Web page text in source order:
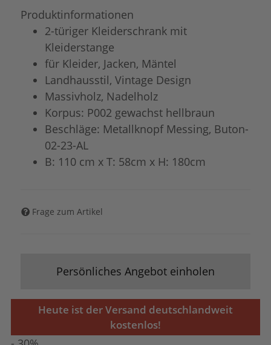
Produktinformationen
2-türiger Kleiderschrank mit
Kleiderstange
für Kleider, Jacken, Mäntel
Landhausstil, Vintage Design
Massivholz, Nadelholz
Korpus: P002 gewachst hellbraun
Beschläge: Metallknopf Messing, Buton-
02-23-AL
B: 110 cm x T: 58cm x H: 180cm
Frage zum Artikel
Persönliches Angebot einholen
Heute ist der Versand deutschlandweit
kostenlos!